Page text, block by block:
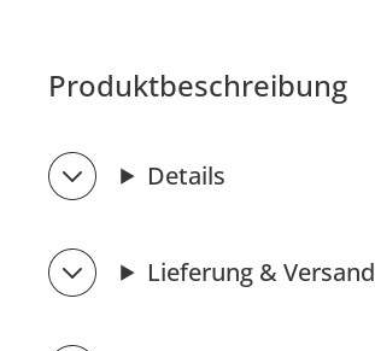
Produktbeschreibung
Details
Lieferung & Versand